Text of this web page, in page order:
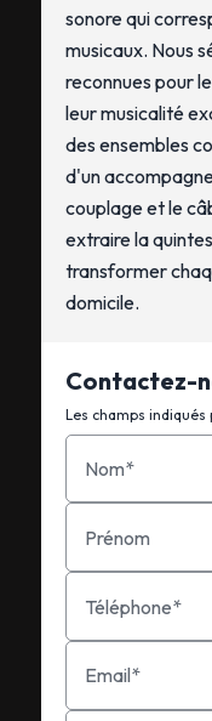
sonore qui
musicaux. Nous
reconnues pour
leur musicalité
des ensembles
d'un
couplage et le
extraire la
transformer
domicile.
Contactez-
Les champs
Nom*
Prénom
Téléphone*
Email*